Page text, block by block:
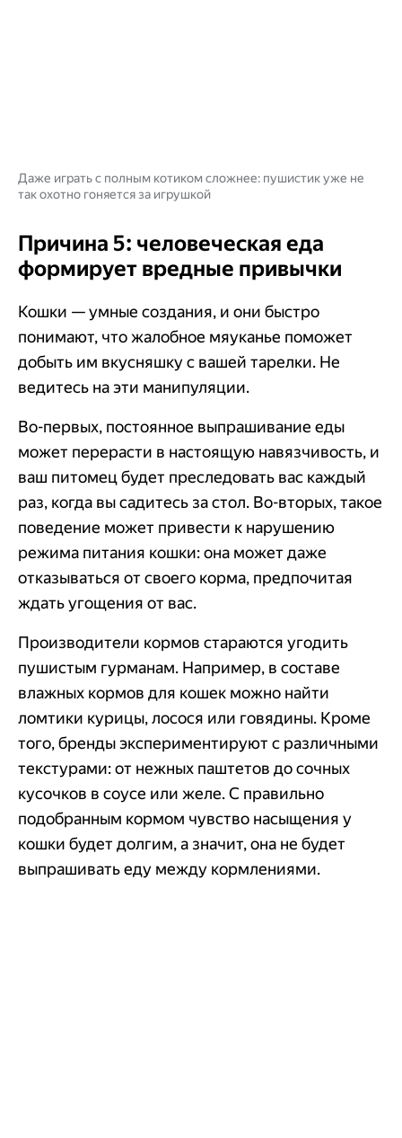
Даже играть с полным котиком сложнее: пушистик уже не
так охотно гоняется за игрушкой
Причина 5: человеческая еда
формирует вредные привычки
Кошки — умные создания, и они быстро
понимают, что жалобное мяуканье поможет
добыть им вкусняшку с вашей тарелки. Не
ведитесь на эти манипуляции.
Во-первых, постоянное выпрашивание еды
может перерасти в настоящую навязчивость, и
ваш питомец будет преследовать вас каждый
раз, когда вы садитесь за стол. Во-вторых, такое
поведение может привести к нарушению
режима питания кошки: она может даже
отказываться от своего корма, предпочитая
ждать угощения от вас.
Производители кормов стараются угодить
пушистым гурманам. Например, в составе
влажных кормов для кошек можно найти
ломтики курицы, лосося или говядины. Кроме
того, бренды экспериментируют с различными
текстурами: от нежных паштетов до сочных
кусочков в соусе или желе. С правильно
подобранным кормом чувство насыщения у
кошки будет долгим, а значит, она не будет
выпрашивать еду между кормлениями.